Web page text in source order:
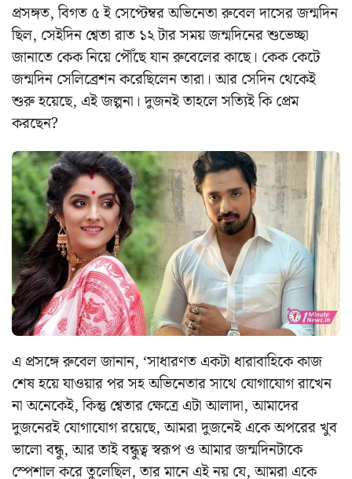
প্রসঙ্গত, বিগত ৫ ই সেপ্টেম্বর অভিনেতা রুবেল দাসের জন্মদিন
ছিল, সেইদিন শ্বেতা রাত ১২ টার সময় জন্মদিনের শুভেচ্ছা
জানাতে কেক নিয়ে পৌঁছে যান রুবেলের কাছে। কেক কেটে
জন্মদিন সেলিব্রেশন করেছিলেন তারা। আর সেদিন থেকেই
শুরু হয়েছে, এই জল্পনা। দুজনই তাহলে সত্যিই কি প্রেম
করছেন?
এ প্রসঙ্গে রুবেল জানান, ‘সাধারণত একটা ধারাবাহিকে কাজ
শেষ হয়ে যাওয়ার পর সহ অভিনেতার সাথে যোগাযোগ রাখেন
না অনেকেই, কিন্তু শ্বেতার ক্ষেত্রে এটা আলাদা, আমাদের
দুজনেরই যোগাযোগ রয়েছে, আমরা দুজনেই একে অপরের খুব
ভালো বন্ধু, আর তাই বন্ধুত্ব স্বরূপ ও আমার জন্মদিনটাকে
স্পেশাল করে তুলেছিল, তার মানে এই নয় যে, আমরা একে